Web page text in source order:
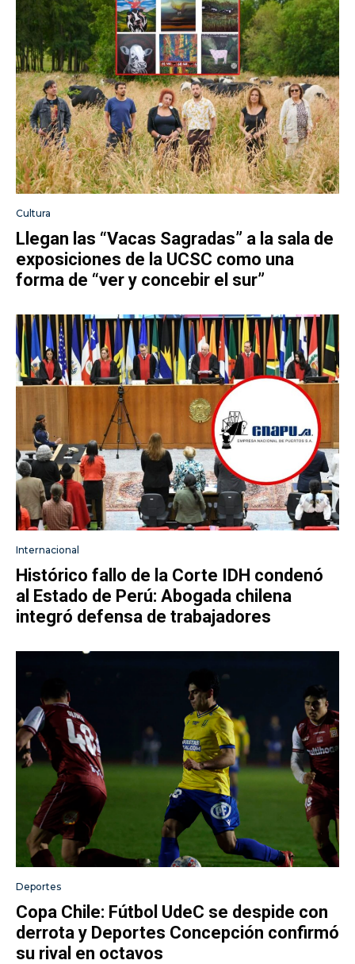
Cultura
Llegan las “Vacas Sagradas” a la sala de
exposiciones de la UCSC como una
forma de “ver y concebir el sur”
Internacional
Histórico fallo de la Corte IDH condenó
al Estado de Perú: Abogada chilena
integró defensa de trabajadores
Deportes
Copa Chile: Fútbol UdeC se despide con
derrota y Deportes Concepción confirmó
su rival en octavos